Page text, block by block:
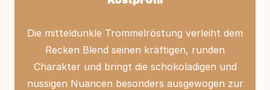
Die mitteldunkle Trommelröstung verleiht dem
Recken Blend seinen kräftigen, runden
Charakter und bringt die schokoladigen und
nussigen Nuancen besonders ausgewogen zur